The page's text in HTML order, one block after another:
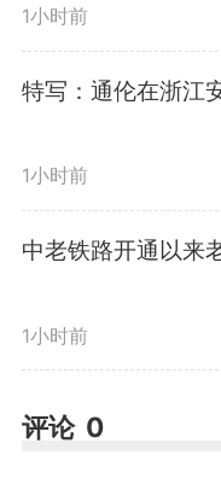
命？座谈会
个方面提出实
容”“第三，
布大江南北
表一系列重
1小时前
特写：通伦在浙江
1小时前
中老铁路开通以来
1小时前
评论 0